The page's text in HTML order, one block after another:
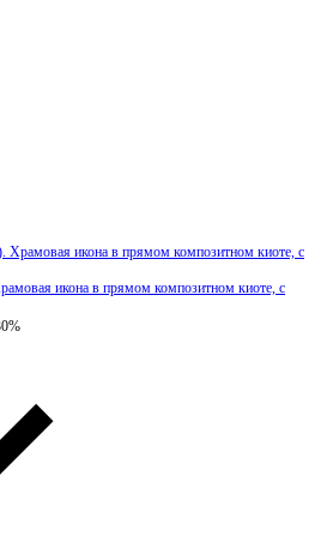
икона в прямом композитном киоте, с